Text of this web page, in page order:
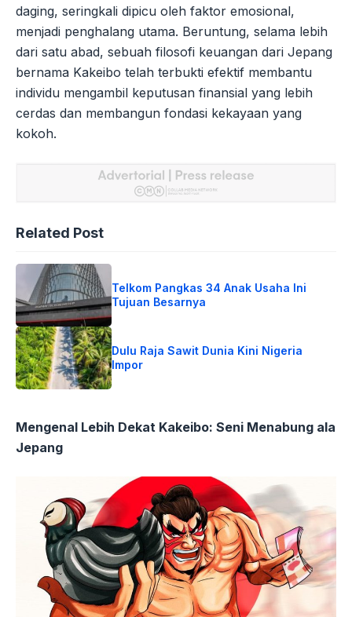
daging, seringkali dipicu oleh faktor emosional,
menjadi penghalang utama. Beruntung, selama lebih
dari satu abad, sebuah filosofi keuangan dari Jepang
bernama Kakeibo telah terbukti efektif membantu
individu mengambil keputusan finansial yang lebih
cerdas dan membangun fondasi kekayaan yang
kokoh.
Related Post
Telkom Pangkas 34 Anak Usaha Ini
Tujuan Besarnya
Dulu Raja Sawit Dunia Kini Nigeria
Impor
Mengenal Lebih Dekat Kakeibo: Seni Menabung ala
Jepang